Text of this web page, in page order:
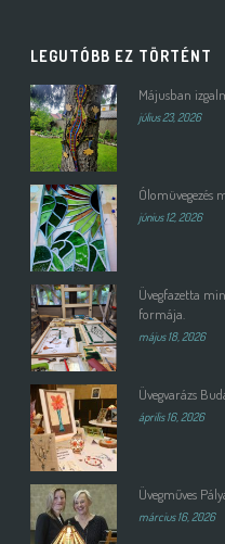
LEGUTÓBB EZ TÖRTÉNT
Májusban
július 23, 2026
Ólomüvegezés
június 12, 2026
Üvegfazetta
formája.
május 18, 2026
Üvegvarázs
április 16, 2026
Üvegműves
március 16, 2026